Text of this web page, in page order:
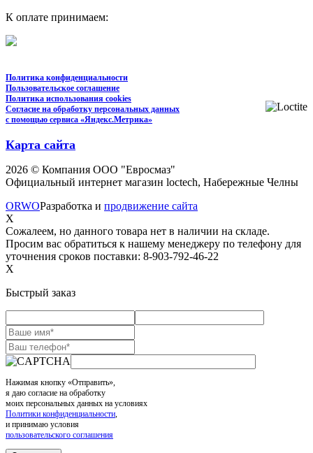
К оплате принимаем:
Политика конфиденциальности
Пользовательское соглашение
Политика использования cookies
Согласие на обработку персональных данных
с помощью сервиса «Яндекс.Метрика»
Карта сайта
2026 © Компания ООО "Евросмаз"
Официальный интернет магазин loctech, Набережные Челны
ORWOРазработка и продвижение сайта
X
Сожалеем, но данного товара нет в наличии на складе.
Просим вас обратиться к нашему менеджеру по телефону для
уточнения сроков поставки: 8-903-792-46-22
X
Быстрый заказ
Нажимая кнопку «Отправить»,
я даю согласие на обработку
моих персональных данных на условиях
Политики конфиденциальности,
и принимаю условия
пользовательского соглашения